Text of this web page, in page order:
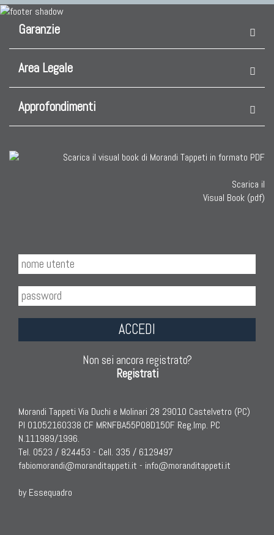
Garanzie
Area Legale
Approfondimenti
Scarica il
Visual Book (pdf)
ACCEDI
Non sei ancora registrato?
Registrati
Morandi Tappeti Via Duchi e Molinari 28 29010 Castelvetro (PC)
PI 01052160338 CF MRNFBA55P08D150F Reg.Imp. PC
N.111989/1996.
Tel. 0523 / 824453 - Cell. 335 / 6129497
fabiomorandi@moranditappeti.it - info@moranditappeti.it
by Essequadro